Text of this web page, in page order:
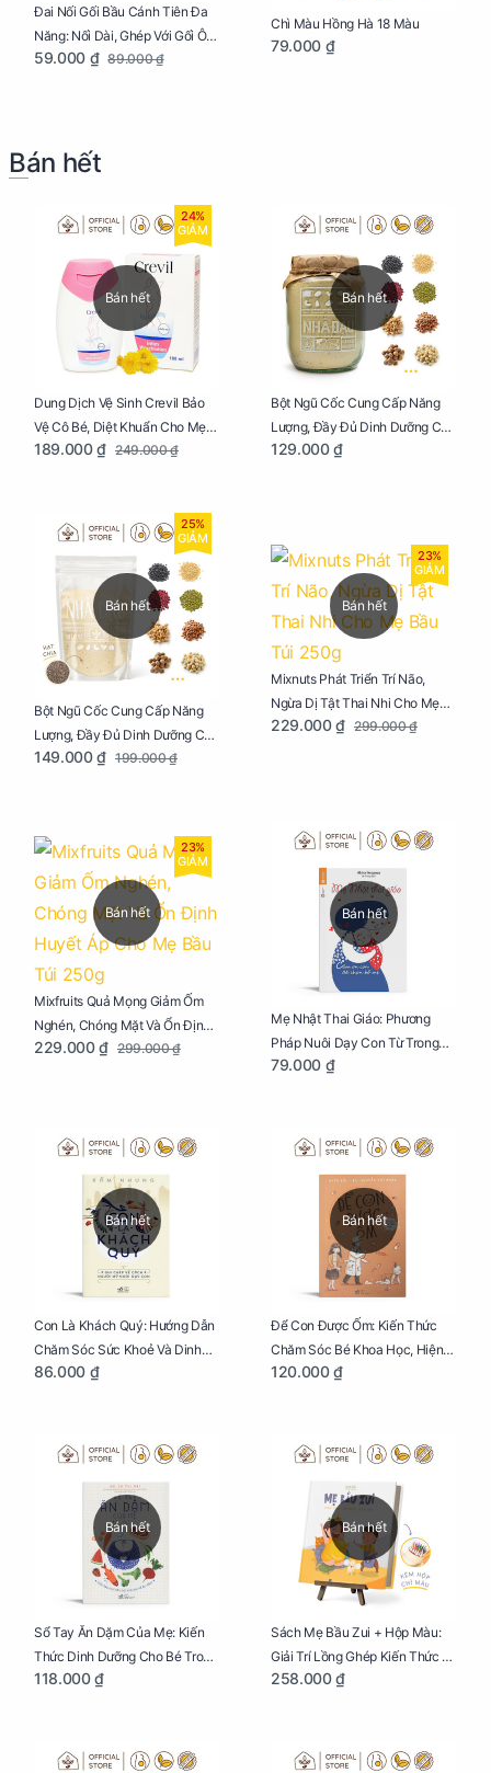
Đai Nối Gối Bầu Cánh Tiên Đa
Năng: Nối Dài, Ghép Với Gối Ôm
Dễ Dàng
59.000 ₫ 89.000 ₫
Chì Màu Hồng Hà 18 Màu
79.000 ₫
Bán hết
Bán hết
24%
GIẢM
Dung Dịch Vệ Sinh Crevil Bảo
Vệ Cô Bé, Diệt Khuẩn Cho Mẹ
Bầu Chai 100ml
189.000 ₫ 249.000 ₫
Bán hết
Bột Ngũ Cốc Cung Cấp Năng
Lượng, Đầy Đủ Dinh Dưỡng Cho
Mẹ Bầu Hũ 250g
129.000 ₫
Bán hết
25%
GIẢM
Bột Ngũ Cốc Cung Cấp Năng
Lượng, Đầy Đủ Dinh Dưỡng Cho
Mẹ Bầu Túi 250g
149.000 ₫ 199.000 ₫
Bán hết
23%
GIẢM
Mixnuts Phát Triển Trí Não,
Ngừa Dị Tật Thai Nhi Cho Mẹ
Bầu Túi 250g
229.000 ₫ 299.000 ₫
Bán hết
23%
GIẢM
Mixfruits Quả Mọng Giảm Ốm
Nghén, Chóng Mặt Và Ổn Định
Huyết Áp Cho Mẹ Bầu Túi 250g
229.000 ₫ 299.000 ₫
Bán hết
Mẹ Nhật Thai Giáo: Phương
Pháp Nuôi Dạy Con Từ Trong
Bụng Mẹ
79.000 ₫
Bán hết
Con Là Khách Quý: Hướng Dẫn
Chăm Sóc Sức Khoẻ Và Dinh
Dưỡng Cho Bé
86.000 ₫
Bán hết
Để Con Được Ốm: Kiến Thức
Chăm Sóc Bé Khoa Học, Hiện
Đại
120.000 ₫
Bán hết
Sổ Tay Ăn Dặm Của Mẹ: Kiến
Thức Dinh Dưỡng Cho Bé Trong
Tuổi Ăn Dặm
118.000 ₫
Bán hết
Sách Mẹ Bầu Zui + Hộp Màu:
Giải Trí Lồng Ghép Kiến Thức Và
Lời Khuyên Mang Thai Bổ Ích
258.000 ₫